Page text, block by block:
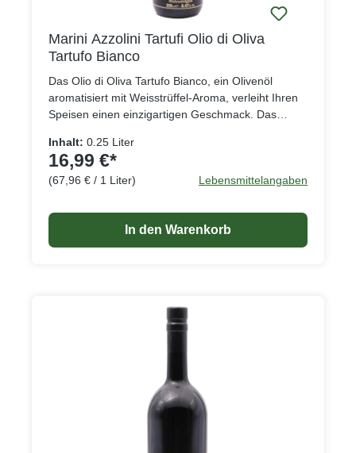
Marini Azzolini Tartufi Olio di Oliva
Tartufo Bianco
Das Olio di Oliva Tartufo Bianco, ein Olivenöl
aromatisiert mit Weisstrüffel-Aroma, verleiht Ihren
Speisen einen einzigartigen Geschmack. Das
Fischgerichten oder verleiht Ihrem Salatdressing
oder Ihrem Gemüse eine raffinierte Würze.
Inhalt: 0.25 Liter
16,99 €*
(67,96 € / 1 Liter) Lebensmittelangaben
In den Warenkorb